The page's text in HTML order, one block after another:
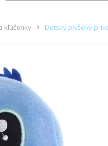
kľúčenky Detský plyšový